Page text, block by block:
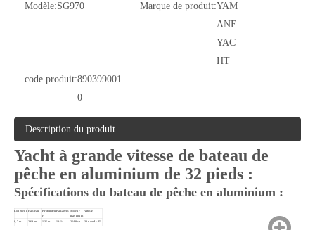
Modèle:SG970 Marque de produit:YAM
ANE
YAC
HT
code produit:890399001
0
Description du produit
Yacht à grande vitesse de bateau de
pêche en aluminium de 32 pieds :
Spécifications du bateau de pêche en aluminium :
Longueur Faisceau Profondeu
r
Passagers Moteur
maximum
Vitesse
9,7 m 2,69 m 1,35m 10-14 2*400ch 30 nœuds-45
nœuds